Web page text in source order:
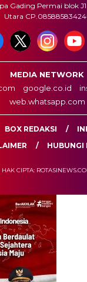
Gading Permai blok
Utara
MEDIA NETWORK
google.co.id
web.whatsapp.com
BOX REDAKSI
HUBUNGI
HAK CIPTA: